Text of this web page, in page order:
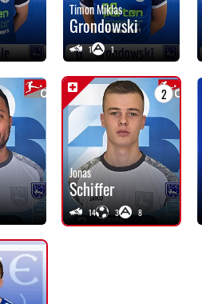
Timon Miklas
Grondowski
1 1
2
Jonas
Schiffer
14 3 8